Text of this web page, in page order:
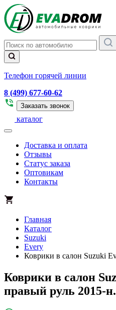
Телефон горячей линии
8 (499) 677-60-62
Заказать звонок
каталог
Доставка и оплата
Отзывы
Статус заказа
Оптовикам
Контакты
Главная
Каталог
Suzuki
Every
Коврики в салон Suzuki
Коврики в салон
правый руль 2015-